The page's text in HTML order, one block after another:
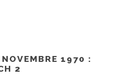
1970 :
2